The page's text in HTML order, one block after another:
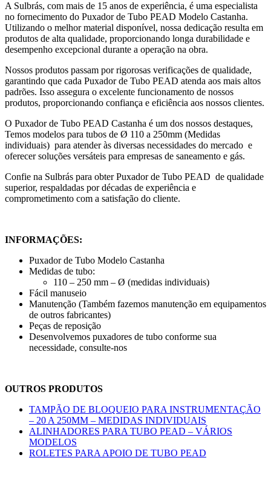
A Sulbrás, com mais de 15 anos de experiência, é uma especialista
no fornecimento do Puxador de Tubo PEAD Modelo Castanha.
Utilizando o melhor material disponível, nossa dedicação resulta em
produtos de alta qualidade, proporcionando longa durabilidade e
desempenho excepcional durante a operação na obra.
Nossos produtos passam por rigorosas verificações de qualidade,
garantindo que cada Puxador de Tubo PEAD atenda aos mais altos
padrões. Isso assegura o excelente funcionamento de nossos
produtos, proporcionando confiança e eficiência aos nossos clientes.
O Puxador de Tubo PEAD Castanha é um dos nossos destaques,
Temos modelos para tubos de Ø 110 a 250mm (Medidas
individuais) para atender às diversas necessidades do mercado e
oferecer soluções versáteis para empresas de saneamento e gás.
Confie na Sulbrás para obter Puxador de Tubo PEAD de qualidade
superior, respaldadas por décadas de experiência e
comprometimento com a satisfação do cliente.
INFORMAÇÕES:
Puxador de Tubo Modelo Castanha
Medidas de tubo:
110 – 250 mm – Ø (medidas individuais)
Fácil manuseio
Manutenção (Também fazemos manutenção em equipamentos
de outros fabricantes)
Peças de reposição
Desenvolvemos puxadores de tubo conforme sua
necessidade, consulte-nos
OUTROS PRODUTOS
TAMPÃO DE BLOQUEIO PARA INSTRUMENTAÇÃO
– 20 A 250MM – MEDIDAS INDIVIDUAIS
ALINHADORES PARA TUBO PEAD – VÁRIOS
MODELOS
ROLETES PARA APOIO DE TUBO PEAD